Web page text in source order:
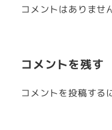
コメントはありませ
コメントを残す
コメントを投稿する